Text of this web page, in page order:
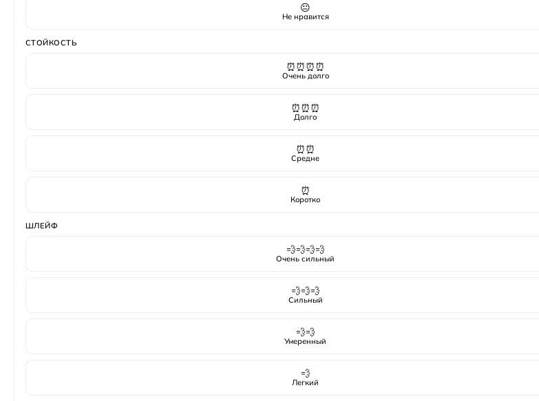
😐
Не нравится
СТОЙКОСТЬ
⏰⏰⏰⏰
Очень долго
⏰⏰⏰
Долго
⏰⏰
Средне
⏰
Коротко
ШЛЕЙФ
💨💨💨💨
Очень сильный
💨💨💨
Сильный
💨💨
Умеренный
💨
Легкий